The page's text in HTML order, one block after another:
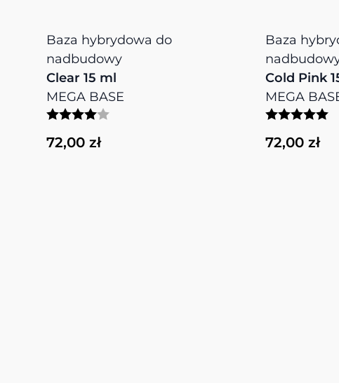
Baza hybrydowa do
nadbudowy
Clear 15 ml
MEGA BASE
72,00 zł
Baza
Cold Pink
MEGA
72,00 zł